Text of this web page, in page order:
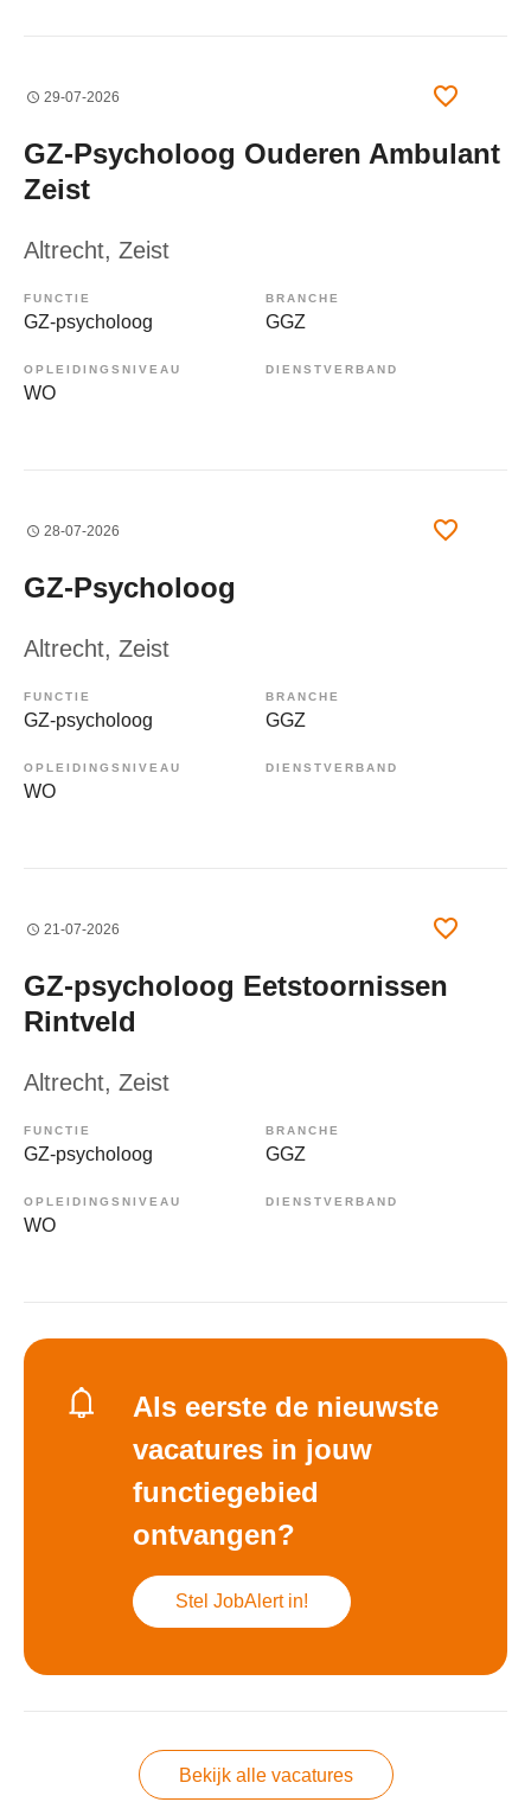
29-07-2026
GZ-Psycholoog Ouderen Ambulant
Zeist
Altrecht, Zeist
FUNCTIE
GZ-psycholoog
BRANCHE
GGZ
OPLEIDINGSNIVEAU
WO
DIENSTVERBAND
28-07-2026
GZ-Psycholoog
Altrecht, Zeist
FUNCTIE
GZ-psycholoog
BRANCHE
GGZ
OPLEIDINGSNIVEAU
WO
DIENSTVERBAND
21-07-2026
GZ-psycholoog Eetstoornissen
Rintveld
Altrecht, Zeist
FUNCTIE
GZ-psycholoog
BRANCHE
GGZ
OPLEIDINGSNIVEAU
WO
DIENSTVERBAND
Als eerste de nieuwste
vacatures in jouw
functiegebied
ontvangen?
Stel JobAlert in!
Bekijk alle vacatures